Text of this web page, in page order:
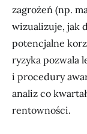
zagrożeń (np.
wizualizuje, jak
potencjalne
ryzyka pozwala
i procedury
analiz co
rentowności.